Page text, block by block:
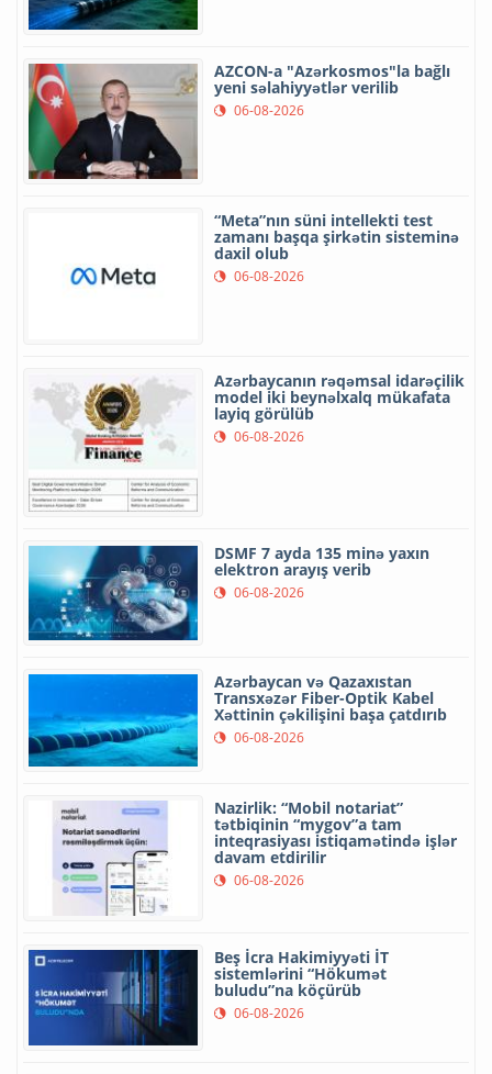
AZCON-a "Azərkosmos"la bağlı
yeni səlahiyyətlər verilib
06-08-2026
“Meta”nın süni intellekti test
zamanı başqa şirkətin sisteminə
daxil olub
06-08-2026
Azərbaycanın rəqəmsal idarəçilik
model iki beynəlxalq mükafata
layiq görülüb
06-08-2026
DSMF 7 ayda 135 minə yaxın
elektron arayış verib
06-08-2026
Azərbaycan və Qazaxıstan
Transxəzər Fiber-Optik Kabel
Xəttinin çəkilişini başa çatdırıb
06-08-2026
Nazirlik: “Mobil notariat”
tətbiqinin “mygov”a tam
inteqrasiyası istiqamətində işlər
davam etdirilir
06-08-2026
Beş İcra Hakimiyyəti İT
sistemlərini “Hökumət
buludu”na köçürüb
06-08-2026